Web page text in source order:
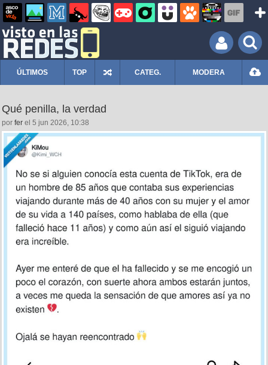
ÚLTIMOS TOP CATEG. MODERA
Qué penilla, la verdad
por fer el 5 jun 2026, 10:38